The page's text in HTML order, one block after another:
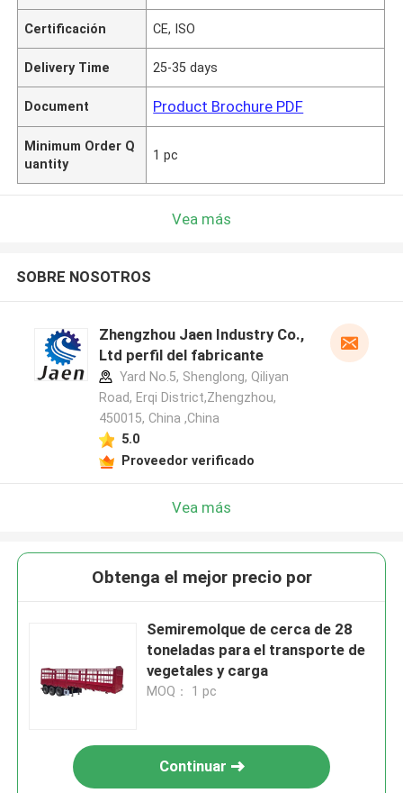
Certificación CE, ISO
Delivery Time 25-35 days
Document Product Brochure PDF
Minimum Order Q
uantity
1 pc
Vea más
SOBRE NOSOTROS
Zhengzhou Jaen Industry Co.,
Ltd perfil del fabricante
Yard No.5, Shenglong, Qiliyan
Road, Erqi District,Zhengzhou,
450015, China ,China
5.0
Proveedor verificado
Vea más
Obtenga el mejor precio por
Semiremolque de cerca de 28
toneladas para el transporte de
vegetales y carga
MOQ： 1 pc
Continuar